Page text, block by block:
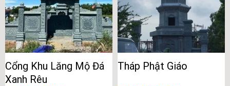
Cổng Khu Lăng Mộ Đá
Xanh Rêu
Tháp Phật Giáo